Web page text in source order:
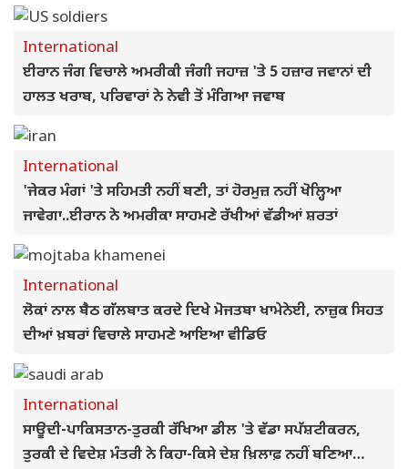
International
ਈਰਾਨ ਜੰਗ ਵਿਚਾਲੇ ਅਮਰੀਕੀ ਜੰਗੀ ਜਹਾਜ਼ 'ਤੇ 5 ਹਜ਼ਾਰ ਜਵਾਨਾਂ ਦੀ
ਹਾਲਤ ਖਰਾਬ, ਪਰਿਵਾਰਾਂ ਨੇ ਨੇਵੀ ਤੋਂ ਮੰਗਿਆ ਜਵਾਬ
International
'ਜੇਕਰ ਮੰਗਾਂ 'ਤੇ ਸਹਿਮਤੀ ਨਹੀਂ ਬਣੀ, ਤਾਂ ਹੋਰਮੁਜ਼ ਨਹੀਂ ਖੋਲ੍ਹਿਆ
ਜਾਵੇਗਾ..ਈਰਾਨ ਨੇ ਅਮਰੀਕਾ ਸਾਹਮਣੇ ਰੱਖੀਆਂ ਵੱਡੀਆਂ ਸ਼ਰਤਾਂ
International
ਲੋਕਾਂ ਨਾਲ ਬੈਠ ਗੱਲਬਾਤ ਕਰਦੇ ਦਿਖੇ ਮੋਜਤਬਾ ਖਾਮੇਨੇਈ, ਨਾਜ਼ੁਕ ਸਿਹਤ
ਦੀਆਂ ਖ਼ਬਰਾਂ ਵਿਚਾਲੇ ਸਾਹਮਣੇ ਆਇਆ ਵੀਡਿਓ
International
ਸਾਊਦੀ-ਪਾਕਿਸਤਾਨ-ਤੁਰਕੀ ਰੱਖਿਆ ਡੀਲ 'ਤੇ ਵੱਡਾ ਸਪੱਸ਼ਟੀਕਰਨ,
ਤੁਰਕੀ ਦੇ ਵਿਦੇਸ਼ ਮੰਤਰੀ ਨੇ ਕਿਹਾ-ਕਿਸੇ ਦੇਸ਼ ਖ਼ਿਲਾਫ਼ ਨਹੀਂ ਬਣਿਆ